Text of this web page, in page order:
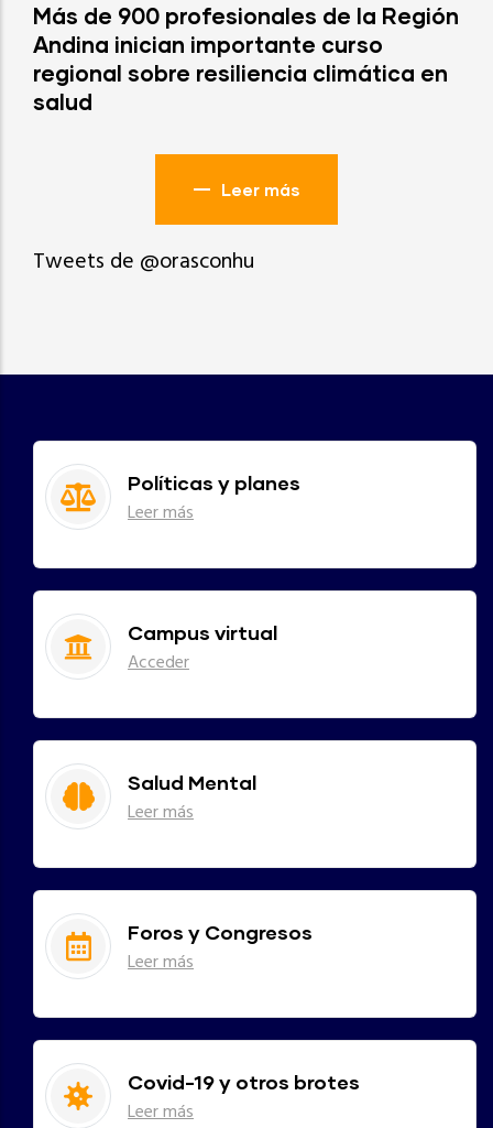
Más de 900 profesionales de la Región
Andina inician importante curso
regional sobre resiliencia climática en
salud
Leer más
Tweets de @orasconhu
Políticas y planes
Leer más
Campus virtual
Acceder
Salud Mental
Leer más
Foros y Congresos
Leer más
Covid-19 y otros brotes
Leer más